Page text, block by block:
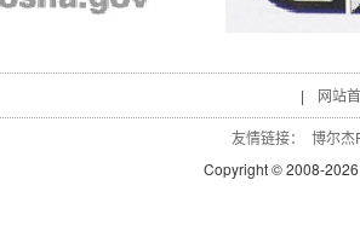
| 网站
友情链接：
博尔杰
Copyright © 2008-2026